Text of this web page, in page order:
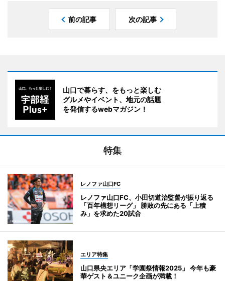
前の記事 次の記事
山口で暮らす、をもっと楽しむ
グルメやイベント、地元の話題
を発信するwebマガジン！
特集
レノファ山口FC
レノファ山口FC、小田切道治監督が振り返る
「百年構想リーグ」 勝敗の先にある「上積
み」を求めた20試合
エリア特集
山口県央エリア「学園祭情報2025」 今年も豪
華ゲスト＆ユニーク企画が満載！